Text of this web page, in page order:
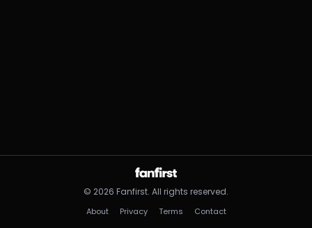
© 2026 Fanfirst. All rights reserved.
About Privacy Terms Contact